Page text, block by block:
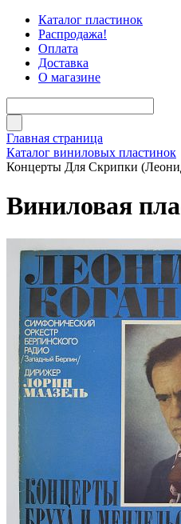
Каталог пластинок
Распродажа!
Оплата
Доставка
О магазине
Главная страница
Каталог виниловых пластинок
Концерты Для Скрипки
Виниловая